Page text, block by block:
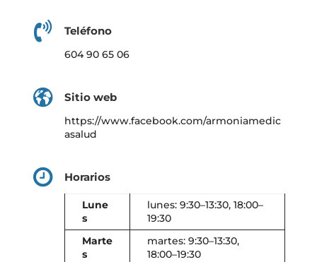
Teléfono
604 90 65 06
Sitio web
https://www.facebook.com/armoniamedic
asalud
Horarios
Lune
s
lunes: 9:30–13:30, 18:00–
19:30
Marte
s
martes: 9:30–13:30,
18:00–19:30